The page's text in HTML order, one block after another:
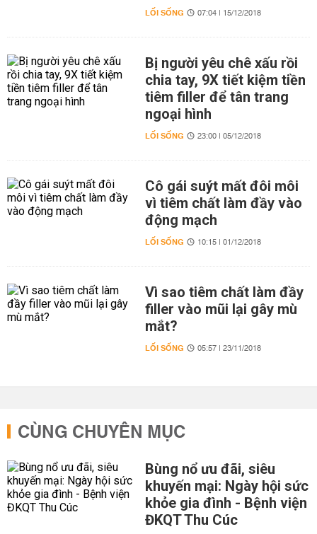
LỐI SỐNG 07:04 | 15/12/2018
Bị người yêu chê xấu rồi
chia tay, 9X tiết kiệm tiền
tiêm filler để tân trang
ngoại hình
LỐI SỐNG 23:00 | 05/12/2018
Cô gái suýt mất đôi môi
vì tiêm chất làm đầy vào
động mạch
LỐI SỐNG 10:15 | 01/12/2018
Vì sao tiêm chất làm đầy
filler vào mũi lại gây mù
mắt?
LỐI SỐNG 05:57 | 23/11/2018
CÙNG CHUYÊN MỤC
Bùng nổ ưu đãi, siêu
khuyến mại: Ngày hội sức
khỏe gia đình - Bệnh viện
ĐKQT Thu Cúc